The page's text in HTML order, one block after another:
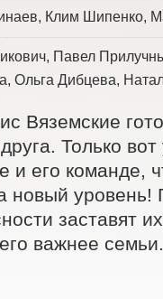
Клим Шипенко,
Павел
Ольга Дибцева,
Вяземские
Только
и его команде,
новый уровень!
заставят
важнее семьи.